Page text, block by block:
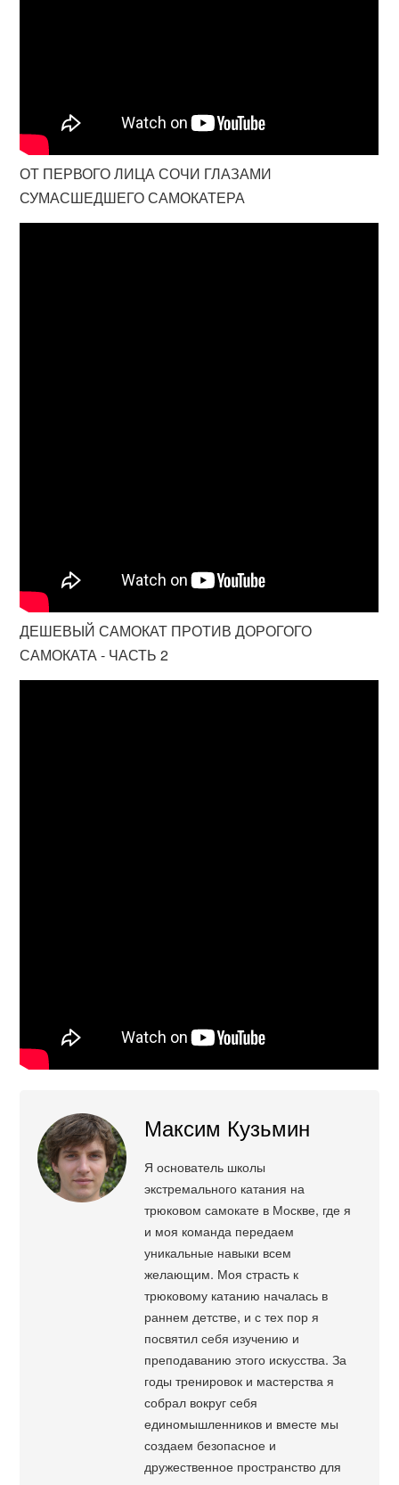
ОТ ПЕРВОГО ЛИЦА СОЧИ ГЛАЗАМИ
СУМАСШЕДШЕГО САМОКАТЕРА
ДЕШЕВЫЙ САМОКАТ ПРОТИВ ДОРОГОГО
САМОКАТА - ЧАСТЬ 2
Максим Кузьмин
Я основатель школы
экстремального катания на
трюковом самокате в Москве, где я
и моя команда передаем
уникальные навыки всем
желающим. Моя страсть к
трюковому катанию началась в
раннем детстве, и с тех пор я
посвятил себя изучению и
преподаванию этого искусства. За
годы тренировок и мастерства я
собрал вокруг себя
единомышленников и вместе мы
создаем безопасное и
дружественное пространство для